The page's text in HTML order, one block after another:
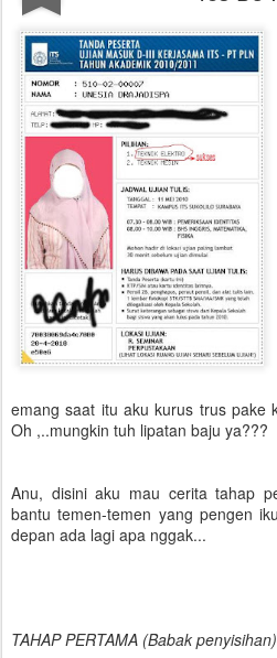
emang saat itu aku kurus trus pake
Oh ,..mungkin tuh lipatan baju ya???
Anu, disini aku mau cerita tahap
bantu temen-temen yang pengen
depan ada lagi apa nggak...
TAHAP PERTAMA (Babak